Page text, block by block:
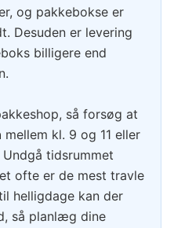
og pakkebokse er
Desuden er levering
billigere end
så forsøg at
mellem kl. 9 og 11 eller
tidsrummet
ofte er de mest travle
helligdage kan der
så planlæg dine